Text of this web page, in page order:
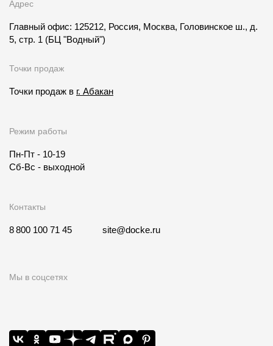
Адрес
Главный офис: 125212, Россия, Москва, Головинское ш., д.
5, стр. 1 (БЦ "Водный")
Точки продаж
Точки продаж в г. Абакан
Режим работы
Пн-Пт - 10-19
Сб-Вс - выходной
Контакты
8 800 100 71 45 site@docke.ru
Мы в соцсетях